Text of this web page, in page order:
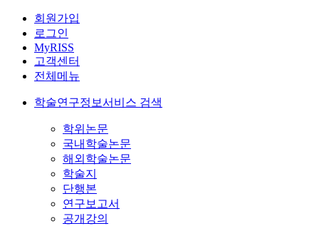
회원가입
로그인
MyRISS
고객센터
전체메뉴
학술연구정보서비스 검색
학위논문
국내학술논문
해외학술논문
학술지
단행본
연구보고서
공개강의